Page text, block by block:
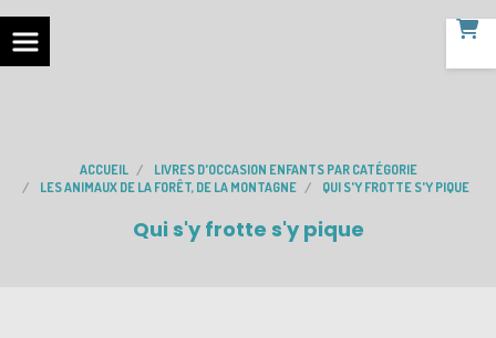
ACCUEIL
LIVRES D'OCCASION ENFANTS PAR CATÉGORIE
LES ANIMAUX DE LA FORÊT, DE LA MONTAGNE
QUI S'Y FROTTE S'Y PIQUE
Qui s'y frotte s'y pique